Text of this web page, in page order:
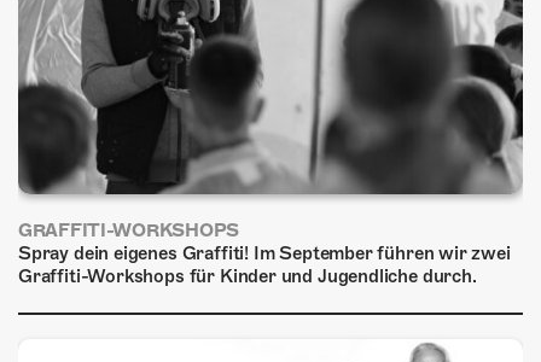
GÖNNEREI
SHOP
MITMACHEN
GRAFFITI-WORKSHOPS
Spray dein eigenes Graffiti! Im September führen wir zwei
Graffiti-Workshops für Kinder und Jugendliche durch.